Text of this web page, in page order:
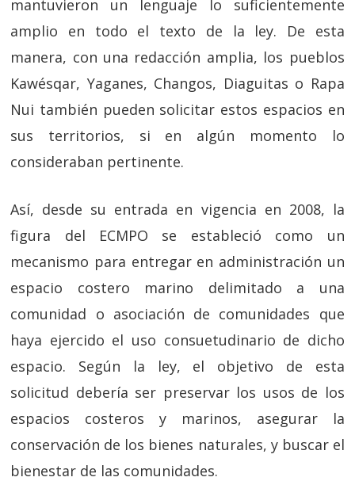
mantuvieron un lenguaje lo suficientemente
amplio en todo el texto de la ley. De esta
manera, con una redacción amplia, los pueblos
Kawésqar, Yaganes, Changos, Diaguitas o Rapa
Nui también pueden solicitar estos espacios en
sus territorios, si en algún momento lo
consideraban pertinente.
Así, desde su entrada en vigencia en 2008, la
figura del ECMPO se estableció como un
mecanismo para entregar en administración un
espacio costero marino delimitado a una
comunidad o asociación de comunidades que
haya ejercido el uso consuetudinario de dicho
espacio. Según la ley, el objetivo de esta
solicitud debería ser preservar los usos de los
espacios costeros y marinos, asegurar la
conservación de los bienes naturales, y buscar el
bienestar de las comunidades.